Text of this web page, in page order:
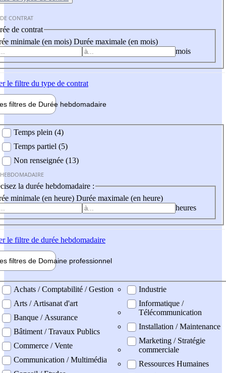
CONTRAT
de contrat
minimale (en mois) Durée maximale (en mois)
mois
le filtre du type de contrat
filtres de Durée hebdomadaire
Temps plein (4)
Temps partiel (5)
Non renseignée (13)
la durée hebdomadaire :
minimale (en heure) Durée maximale (en heure)
heures
le filtre de durée hebdomadaire
filtres de Domaine professionnel
professionel
Achats / Comptabilité / Gestion
Arts / Artisanat d'art
Banque / Assurance
Bâtiment / Travaux Publics
Commerce / Vente
Communication / Multimédia
Industrie
Informatique /
Télécommunication
Installation / Maintenance
Marketing / Stratégie
commerciale
Ressources Humaines